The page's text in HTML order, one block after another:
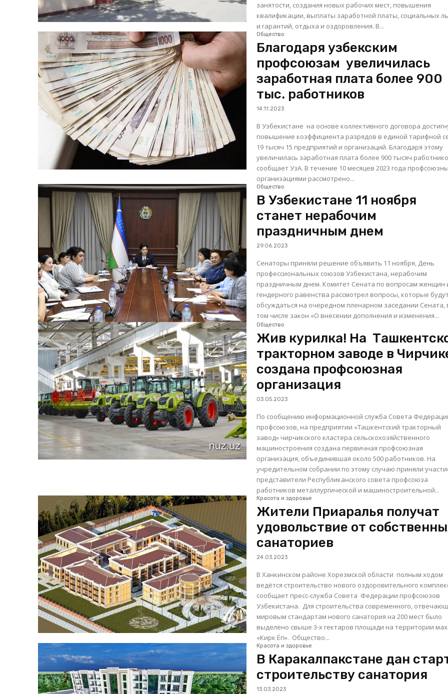
занятости, создания новых рабочих мест, повышения
квалификации, выплаты заработной платы, социальных
и гарантий, отдыха и оздоровления. В...
Общество
Благодаря узбекским
профсоюзам увеличилась
заработная плата более 900
тыс. работников
14.11.2023
В Узбекистане на основе коллективного договора
повышение коэффициента разрядов в единой тарифной
19 тысяч 15 предприятий и организаций. Благодаря этому
увеличилась заработная плата более 900 тысяч
сообщает УзА. В течение 10 месяцев 2023 года профсоюзными
организациями рассмотрено...
Общество
В Узбекистане 11 ноября
станет нерабочим
праздничным днем
29.06.2023
Сенаторы приняли решение объявить 11 ноября, День
профессиональных союзов Узбекистана, нерабочим
праздничным днем. Комитет Сената по вопросам женщин и
гендерного равенства рассмотрел вопросы, которые
обсуждаться на очередном пленарном заседании Сената,
том числе закон «О внесении дополнения и изменения...
Общество
Жив курилка! На
тракторном заводе в
создана профсоюзная
организация
03.05.2023
По сообщению информационной служба Совета
профсоюзов, на предприятии «Ташкентский тракторный
завод» чирчикского кластера сельскохозяйственного
машиностроения создана первичная профсоюзная
организация, объединившая около 500 работников. На
учредительном собрании по этому случаю приняли
представители Республиканского совета профсоюза
работников металлургической и машиностроительной...
Красота и здоровье
Жители Приаралья получат
удовольствие от
санаториев
24.03.2023
В Ханкинском районе Хорезмской области полным ходом
ведётся строительство нового оздоровительного
сообщает пресс-служба Совета Федерации профсоюзов
Узбекистана. Для строительства современного, отвечающего
мировым стандартам нового санатория на 200 мест было
выделено свыше 3-х гектаров площади на территории
«Кирк Ёп». Общество...
Красота и здоровье
В Каракалпакстане дан
строительству санатория
13.03.2023